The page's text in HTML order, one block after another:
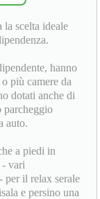
la scelta ideale
hanno
più camere da
dotati anche di
parcheggio
auto.
a piedi in
vari
per il relax serale
e persino una